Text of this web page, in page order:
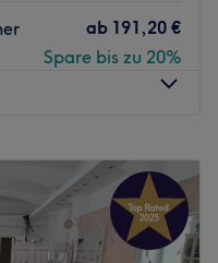
sauber
Produkte
ab 191,20 €
Spare bis zu 20%
09:00 –17:00
09:00
17:00
09:00 –17:00
09:00
17:00